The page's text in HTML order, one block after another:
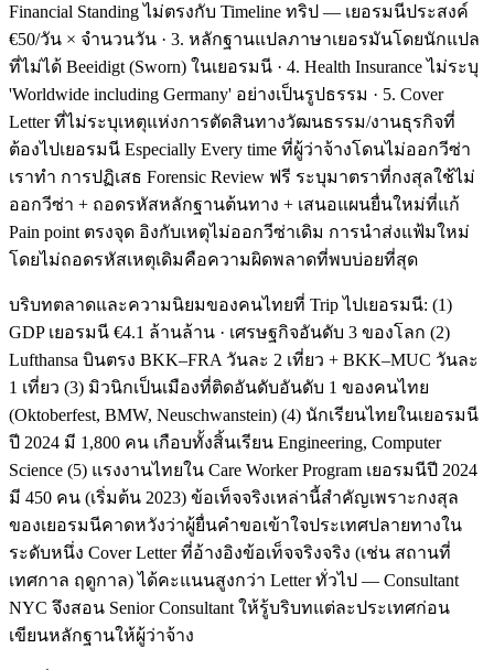
Financial Standing ไม่ตรงกับ Timeline ทริป — เยอรมนีประสงค์
€50/วัน × จำนวนวัน · 3. หลักฐานแปลภาษาเยอรมันโดยนักแปล
ที่ไม่ได้ Beeidigt (Sworn) ในเยอรมนี · 4. Health Insurance ไม่ระบุ
'Worldwide including Germany' อย่างเป็นรูปธรรม · 5. Cover
Letter ที่ไม่ระบุเหตุแห่งการตัดสินทางวัฒนธรรม/งานธุรกิจที่
ต้องไปเยอรมนี Especially Every time ที่ผู้ว่าจ้างโดนไม่ออกวีซ่า
เราทำ การปฏิเสธ Forensic Review ฟรี ระบุมาตราที่กงสุลใช้ไม่
ออกวีซ่า + ถอดรหัสหลักฐานต้นทาง + เสนอแผนยื่นใหม่ที่แก้
Pain point ตรงจุด อิงกับเหตุไม่ออกวีซ่าเดิม การนำส่งแฟ้มใหม่
โดยไม่ถอดรหัสเหตุเดิมคือความผิดพลาดที่พบบ่อยที่สุด
บริบทตลาดและความนิยมของคนไทยที่ Trip ไปเยอรมนี: (1)
GDP เยอรมนี €4.1 ล้านล้าน · เศรษฐกิจอันดับ 3 ของโลก (2)
Lufthansa บินตรง BKK–FRA วันละ 2 เที่ยว + BKK–MUC วันละ
1 เที่ยว (3) มิวนิกเป็นเมืองที่ติดอันดับอันดับ 1 ของคนไทย
(Oktoberfest, BMW, Neuschwanstein) (4) นักเรียนไทยในเยอรมนี
ปี 2024 มี 1,800 คน เกือบทั้งสิ้นเรียน Engineering, Computer
Science (5) แรงงานไทยใน Care Worker Program เยอรมนีปี 2024
มี 450 คน (เริ่มต้น 2023) ข้อเท็จจริงเหล่านี้สำคัญเพราะกงสุล
ของเยอรมนีคาดหวังว่าผู้ยื่นคำขอเข้าใจประเทศปลายทางใน
ระดับหนึ่ง Cover Letter ที่อ้างอิงข้อเท็จจริงจริง (เช่น สถานที่
เทศกาล ฤดูกาล) ได้คะแนนสูงกว่า Letter ทั่วไป — Consultant
NYC จึงสอน Senior Consultant ให้รู้บริบทแต่ละประเทศก่อน
เขียนหลักฐานให้ผู้ว่าจ้าง